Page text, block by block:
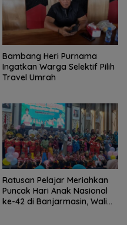
Bambang Heri Purnama
Ingatkan Warga Selektif Pilih
Travel Umrah
Ratusan Pelajar Meriahkan
Puncak Hari Anak Nasional
ke-42 di Banjarmasin, Wali